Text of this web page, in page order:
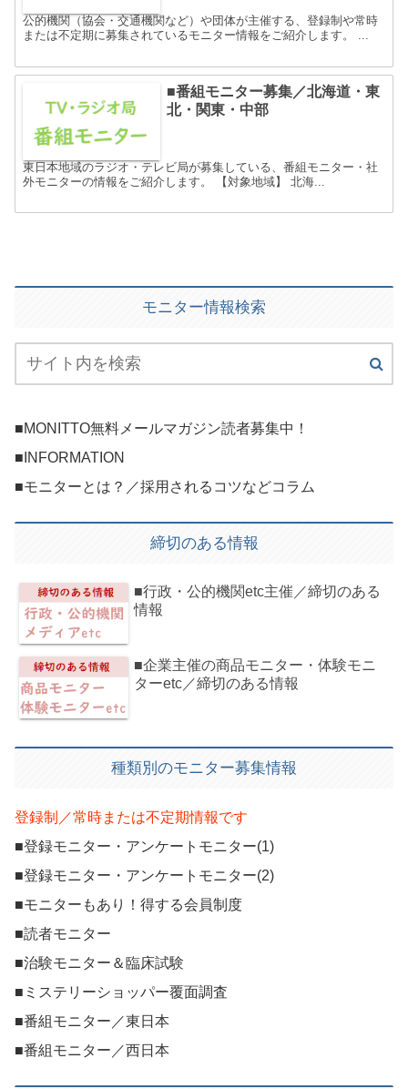
公的機関（協会・交通機関など）や団体が主催する、登録制や常時
または不定期に募集されているモニター情報をご紹介します。 ...
■番組モニター募集／北海道・東
北・関東・中部
東日本地域のラジオ・テレビ局が募集している、番組モニター・社
外モニターの情報をご紹介します。 【対象地域】 北海...
モニター情報検索
■MONITTO無料メールマガジン読者募集中！
■INFORMATION
■モニターとは？／採用されるコツなどコラム
締切のある情報
■行政・公的機関etc主催／締切のある
情報
■企業主催の商品モニター・体験モニ
ターetc／締切のある情報
種類別のモニター募集情報
登録制／常時または不定期情報です
■登録モニター・アンケートモニター(1)
■登録モニター・アンケートモニター(2)
■モニターもあり！得する会員制度
■読者モニター
■治験モニター＆臨床試験
■ミステリーショッパー覆面調査
■番組モニター／東日本
■番組モニター／西日本